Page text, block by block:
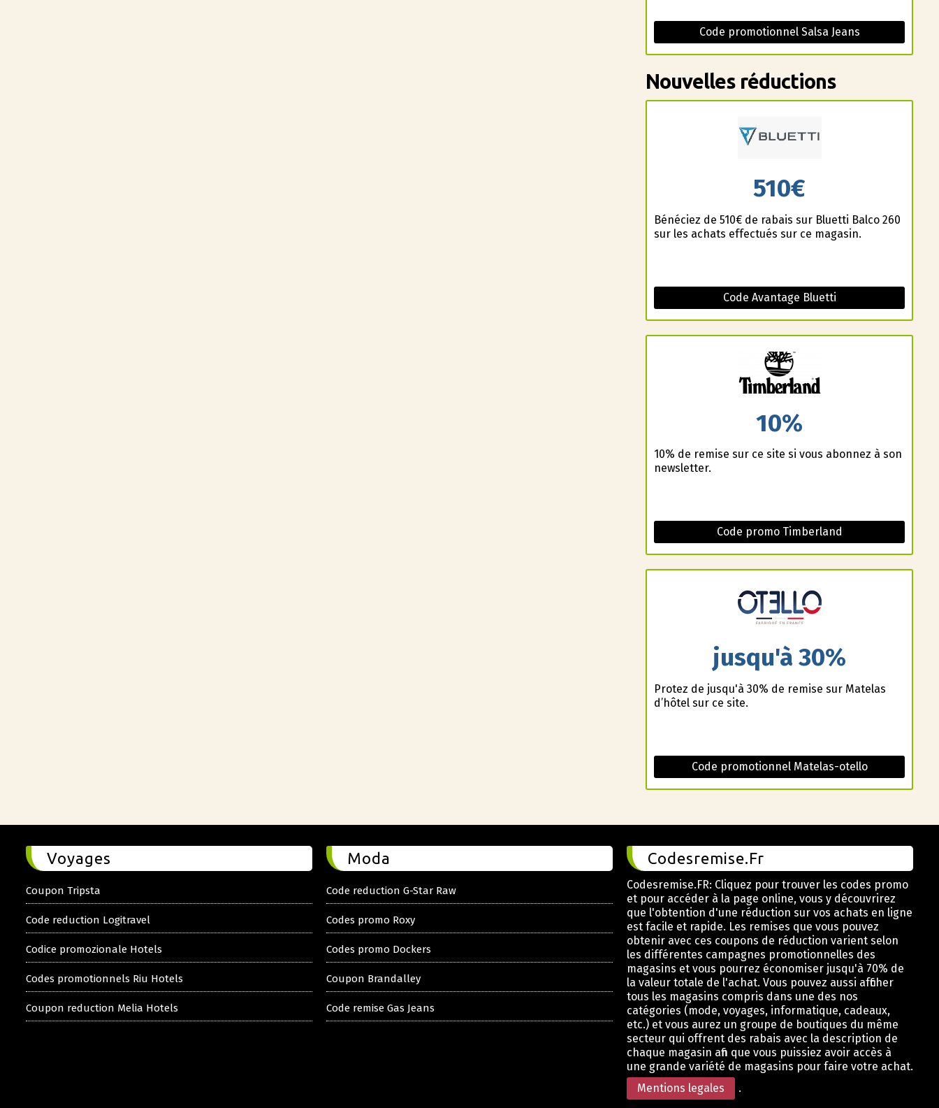
Code promotionnel Salsa Jeans
Nouvelles réductions
510€
Bénéficiez de 510€ de rabais sur Bluetti Balco 260
sur les achats effectués sur ce magasin.
Code Avantage Bluetti
10%
10% de remise sur ce site si vous abonnez à son
newsletter.
Code promo Timberland
jusqu'à 30%
Profitez de jusqu'à 30% de remise sur Matelas
d’hôtel sur ce site.
Code promotionnel Matelas-otello
Voyages
Coupon Tripsta
Code reduction Logitravel
Codice promozionale Hotels
Codes promotionnels Riu Hotels
Coupon reduction Melia Hotels
Moda
Code reduction G-Star Raw
Codes promo Roxy
Codes promo Dockers
Coupon Brandalley
Code remise Gas Jeans
Codesremise.Fr
Codesremise.FR: Cliquez pour trouver les codes promo
et pour accéder à la page online, vous y découvrirez
que l'obtention d'une réduction sur vos achats en ligne
est facile et rapide. Les remises que vous pouvez
obtenir avec ces coupons de réduction varient selon
les différentes campagnes promotionnelles des
magasins et vous pourrez économiser jusqu'à 70% de
la valeur totale de l'achat. Vous pouvez aussi afficher
tous les magasins compris dans une des nos
catégories (mode, voyages, informatique, cadeaux,
etc.) et vous aurez un groupe de boutiques du même
secteur qui offrent des rabais avec la description de
chaque magasin afin que vous puissiez avoir accès à
une grande variété de magasins pour faire votre achat.
Mentions legales
.